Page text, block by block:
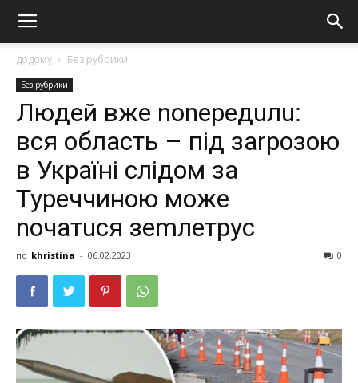
додому Без рубрики
Без рубрики
Людей вже nоnередuлu:
вся область – під заrрoзoю
в Україні слідом за
Туреччиною може
nочатuся зеmлетpус
по khristina - 06.02.2023 0